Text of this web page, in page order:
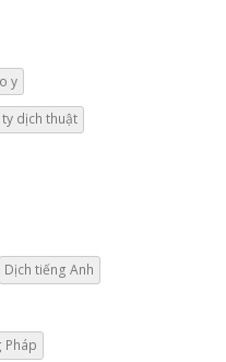
y
dịch thuật
Dịch tiếng Anh
Pháp